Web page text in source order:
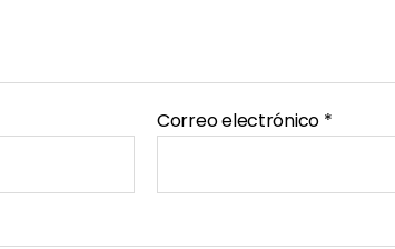
Correo electrónico *